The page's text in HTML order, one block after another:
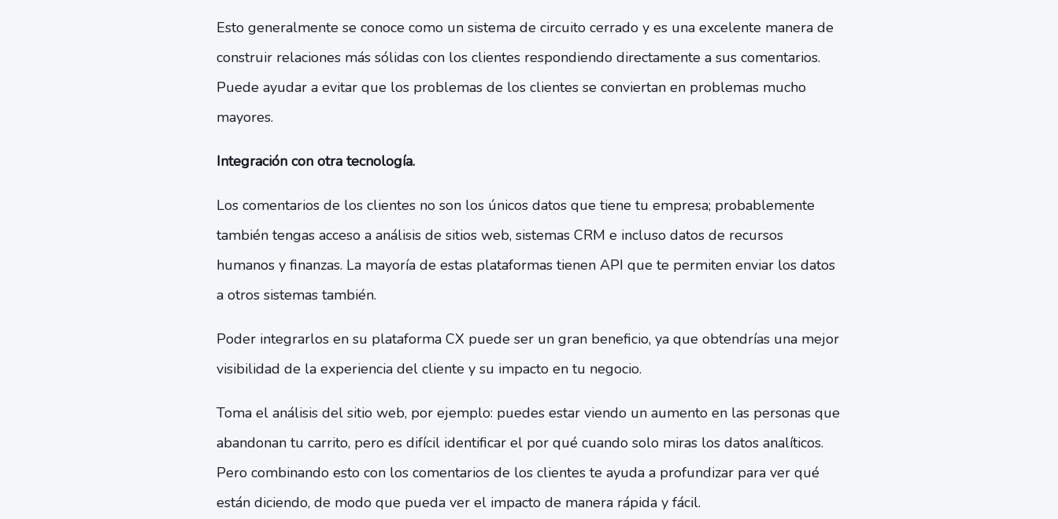
Esto generalmente se conoce como un sistema de circuito cerrado y es una excelente manera de
construir relaciones más sólidas con los clientes respondiendo directamente a sus comentarios.
Puede ayudar a evitar que los problemas de los clientes se conviertan en problemas mucho
mayores.
Integración con otra tecnología.
Los comentarios de los clientes no son los únicos datos que tiene tu empresa; probablemente
también tengas acceso a análisis de sitios web, sistemas CRM e incluso datos de recursos
humanos y finanzas. La mayoría de estas plataformas tienen API que te permiten enviar los datos
a otros sistemas también.
Poder integrarlos en su plataforma CX puede ser un gran beneficio, ya que obtendrías una mejor
visibilidad de la experiencia del cliente y su impacto en tu negocio.
Toma el análisis del sitio web, por ejemplo: puedes estar viendo un aumento en las personas que
abandonan tu carrito, pero es difícil identificar el por qué cuando solo miras los datos analíticos.
Pero combinando esto con los comentarios de los clientes te ayuda a profundizar para ver qué
están diciendo, de modo que pueda ver el impacto de manera rápida y fácil.